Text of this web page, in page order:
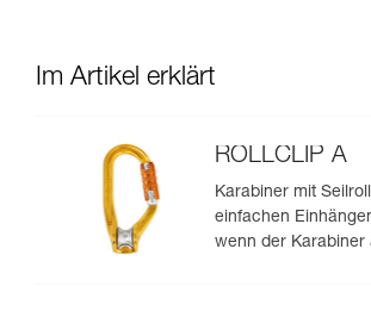
Im Artikel erklärt
ROLLCLIP A
Karabiner mit
einfachen
wenn der Karabiner